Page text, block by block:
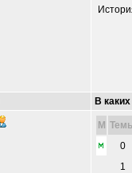
В
M
0
1